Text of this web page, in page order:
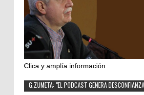
Clica y amplía información
G.ZUMETA: "EL PODCAST GENERA